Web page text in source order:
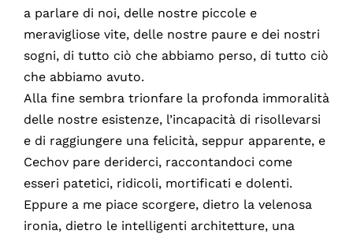
a parlare di noi, delle nostre piccole e
meravigliose vite, delle nostre paure e dei nostri
sogni, di tutto ciò che abbiamo perso, di tutto ciò
che abbiamo avuto.
Alla fine sembra trionfare la profonda immoralità
delle nostre esistenze, l’incapacità di risollevarsi
e di raggiungere una felicità, seppur apparente, e
Cechov pare deriderci, raccontandoci come
esseri patetici, ridicoli, mortificati e dolenti.
Eppure a me piace scorgere, dietro la velenosa
ironia, dietro le intelligenti architetture, una